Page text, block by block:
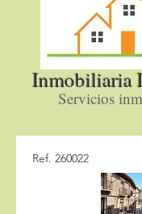
Inmobiliaria
Servicios
Ref. 260022